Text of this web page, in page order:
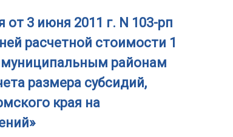
3 июня 2011 г. N 103-рп
расчетной стоимости 1
районам
размера субсидий,
края на